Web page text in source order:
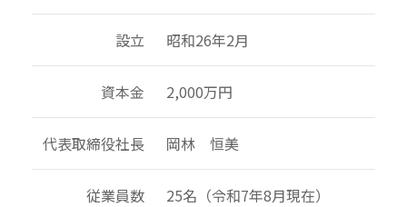
設立 昭和26年2月
資本金 2,000万円
代表取締役社長 岡林 恒美
従業員数 25名（令和7年8月現在）